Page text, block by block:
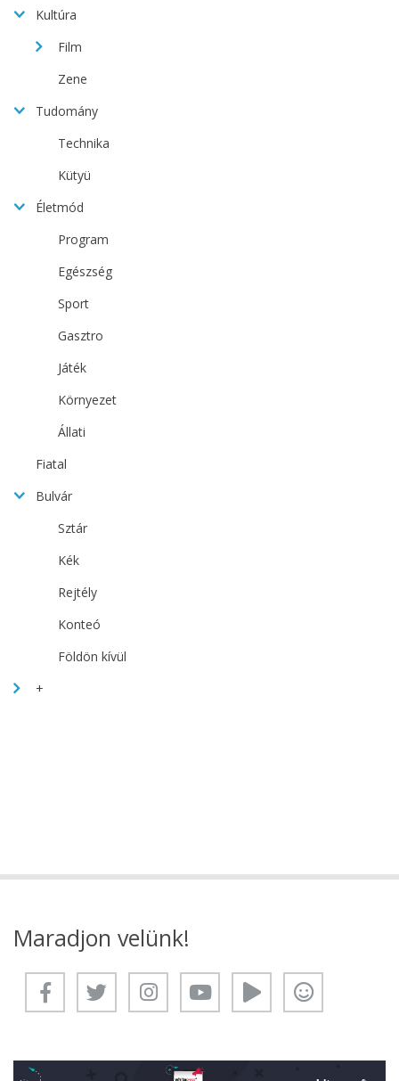
Kultúra
Film
Zene
Tudomány
Technika
Kütyü
Életmód
Program
Egészség
Sport
Gasztro
Játék
Környezet
Állati
Fiatal
Bulvár
Sztár
Kék
Rejtély
Konteó
Földön kívül
+
Maradjon velünk!